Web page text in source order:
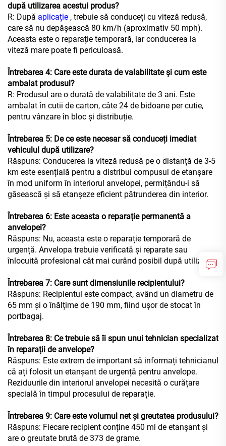
după utilizarea acestui produs?
R: După aplicație , trebuie să conduceți cu viteză redusă,
care să nu depășească 80 km/h (aproximativ 50 mph).
Aceasta este o reparație temporară, iar conducerea la
viteză mare poate fi periculoasă.
Întrebarea 4: Care este durata de valabilitate și cum este
ambalat produsul?
R: Produsul are o durată de valabilitate de 3 ani. Este
ambalat în cutii de carton, câte 24 de bidoane per cutie,
pentru vânzare în bloc și distribuție.
Întrebarea 5: De ce este necesar să conduceți imediat
vehiculul după utilizare?
Răspuns: Conducerea la viteză redusă pe o distanță de 3-5
km este esențială pentru a distribui compusul de etanșare
în mod uniform în interiorul anvelopei, permițându-i să
găsească și să etanșeze eficient pătrunderea din interior.
Întrebarea 6: Este aceasta o reparație permanentă a
anvelopei?
Răspuns: Nu, aceasta este o reparație temporară de
urgență. Anvelopa trebuie verificată și reparate sau
înlocuită profesional cât mai curând posibil după utilizare.
Întrebarea 7: Care sunt dimensiunile recipientului?
Răspuns: Recipientul este compact, având un diametru de
65 mm și o înălțime de 190 mm, fiind ușor de stocat în
portbagaj.
Întrebarea 8: Ce trebuie să îi spun unui tehnician specializat
în reparații de anvelope?
Răspuns: Este extrem de important să informați tehnicianul
că ați folosit un etanșant de urgență pentru anvelope.
Reziduurile din interiorul anvelopei necesită o curățare
specială în timpul procesului de reparație.
Întrebarea 9: Care este volumul net și greutatea produsului?
Răspuns: Fiecare recipient conține 450 ml de etanșant și
are o greutate brută de 373 de grame.